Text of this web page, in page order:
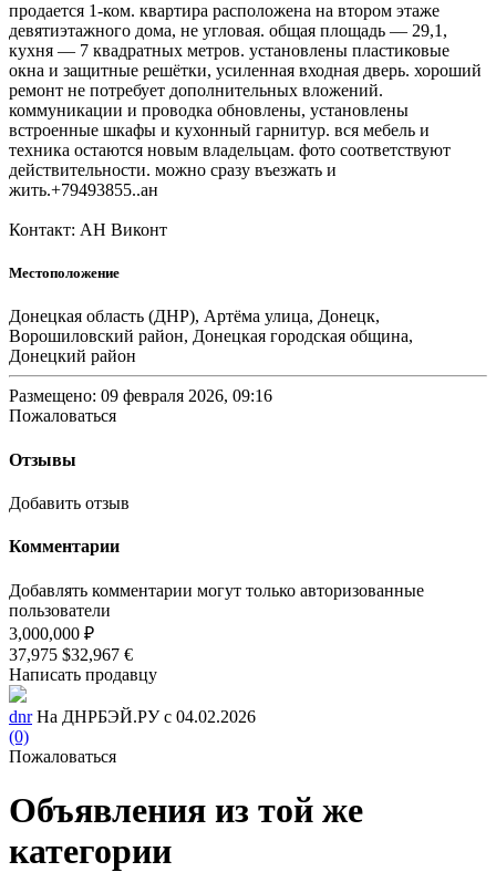
продается 1-ком. квартира расположена на втором этаже
девятиэтажного дома, не угловая. общая площадь — 29,1,
кухня — 7 квадратных метров. установлены пластиковые
окна и защитные решётки, усиленная входная дверь. хороший
ремонт не потребует дополнительных вложений.
коммуникации и проводка обновлены, установлены
встроенные шкафы и кухонный гарнитур. вся мебель и
техника остаются новым владельцам. фото соответствуют
действительности. можно сразу въезжать и
жить.+79493855..ан
Контакт: АН Виконт
Местоположение
Донецкая область (ДНР), Артёма улица, Донецк,
Ворошиловский район, Донецкая городская община,
Донецкий район
Размещено: 09 февраля 2026, 09:16
Пожаловаться
Отзывы
Добавить отзыв
Комментарии
Добавлять комментарии могут только авторизованные
пользователи
3,000,000 ₽
37,975 $32,967 €
Написать продавцу
dnr На ДНРБЭЙ.РУ с 04.02.2026
(0)
Пожаловаться
Объявления из той же
категории